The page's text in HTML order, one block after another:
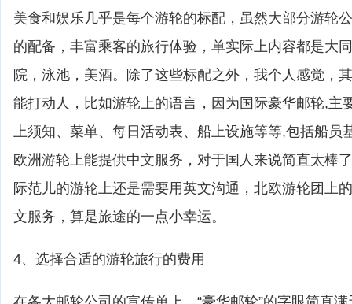
美食和娱乐几乎是每个游轮的标配，虽然大部分游轮
的配备，丰富乘客的旅行体验，单实际上内容都是大
院，泳池，美酒。除了这些标配之外，我个人感觉，
能打动人，比如游轮上的语言，因为国际豪华邮轮,主
上须知、菜单、每日活动表、船上设施等等,包括船员
欧洲游轮上能提供中文服务，对于国人来说简直太棒
际范儿的游轮上还是需要用英文沟通，北欧游轮团上
文服务，算是旅途的一点小幸运。
4、选择合适的游轮旅行的费用